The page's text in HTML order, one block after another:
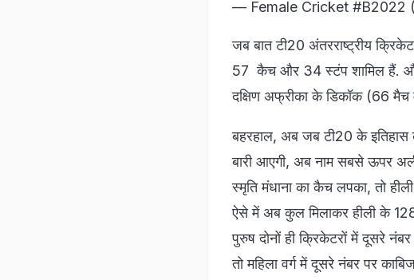
— Female Cricket #B2022
जब बात टी20 अंतरराष्ट्रीय
57 कैच और 34 स्टंप शामिल हैं.
दक्षिण अफ्रीका के डिकॉक (66
बहरहाल, अब जब टी20 के इतिहास
बारी आएगी, अब नाम सबसे ऊपर
स्मृति मंधाना का कैच लपका, तो
ऐसे में अब कुल मिलाकर हीली के
पुरुष दोनों ही क्रिकेटरों में दूसरे
तो महिला वर्ग में दूसरे नंबर पर